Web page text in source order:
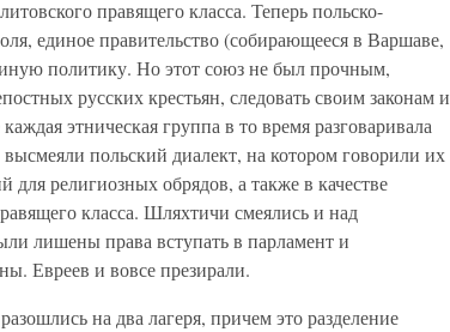
правящего класса. Теперь польско-
единое правительство (собирающееся в Варшаве,
политику. Но этот союз не был прочным,
русских крестьян, следовать своим законам и
этническая группа в то время разговаривала
польский диалект, на котором говорили их
для религиозных обрядов, а также в качестве
класса. Шляхтичи смеялись и над
лишены права вступать в парламент и
Евреев и вовсе презирали.
на два лагеря, причем это разделение